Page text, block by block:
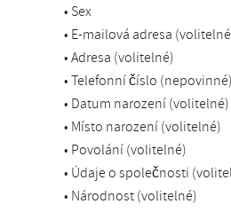
• Sex
• E-mailová adresa
• Adresa (volitelné)
• Telefonní číslo (nepovinné)
• Datum narození (volitelné)
• Místo narození (volitelné)
• Povolání (volitelné)
• Údaje o společnosti
• Národnost (volitelné)